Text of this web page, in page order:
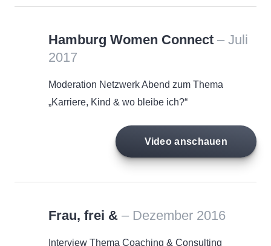
Hamburg Women Connect – Juli
2017
Moderation Netzwerk Abend zum Thema
„Karriere, Kind & wo bleibe ich?“
Video anschauen
Frau, frei & – Dezember 2016
Interview Thema Coaching & Consulting